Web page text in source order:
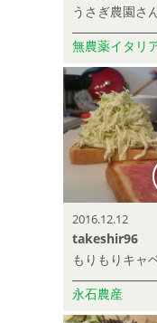
2016.12.12
takeshir96
永石農産